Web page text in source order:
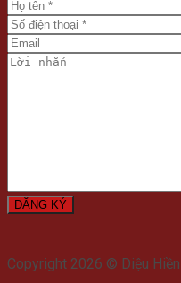
Copyright 2026 © Diệu